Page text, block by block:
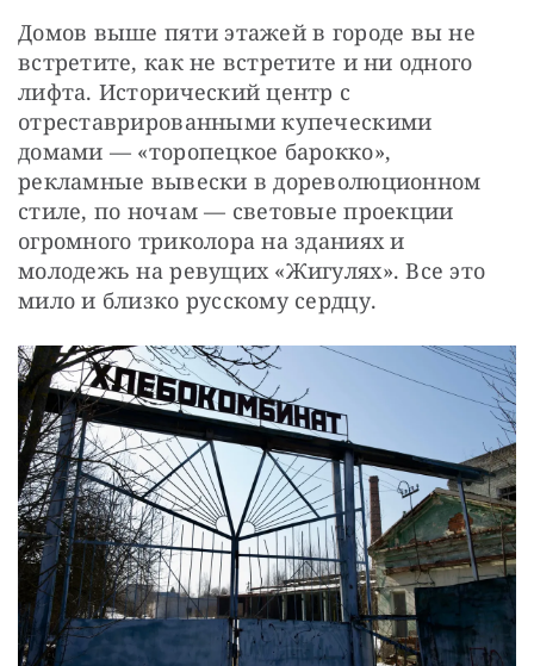
Домов выше пяти этажей в городе вы не
встретите, как не встретите и ни одного
лифта. Исторический центр с
отреставрированными купеческими
домами — «торопецкое барокко»,
рекламные вывески в дореволюционном
стиле, по ночам — световые проекции
огромного триколора на зданиях и
молодежь на ревущих «Жигулях». Все это
мило и близко русскому сердцу.